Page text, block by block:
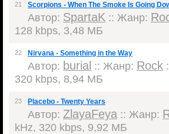
21 Scorpions - When The Smoke Is Going
Автор: SpartaK :: Жанр:
128 kbps, 3,48 МБ
22 Nirvana - Something in the Way
Автор: burial :: Жанр: Rock
320 kbps, 8,94 МБ
23 Placebo - Twenty Years
Автор: ZlayaFeya :: Жанр:
kHz, 320 kbps, 9,92 МБ